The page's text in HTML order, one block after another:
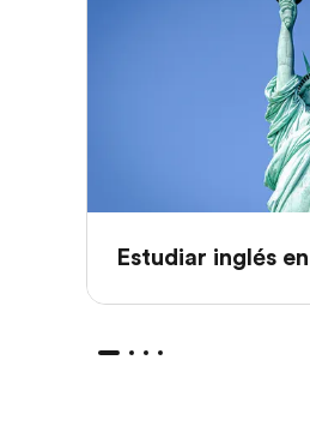
Estudiar inglés